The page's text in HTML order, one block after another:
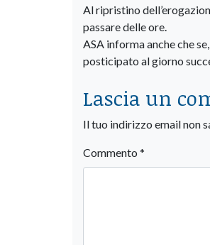
Al ripristino
passare delle ore.
ASA informa anche che
posticipato al giorno
Lascia un
Il tuo indirizzo email non
Commento *